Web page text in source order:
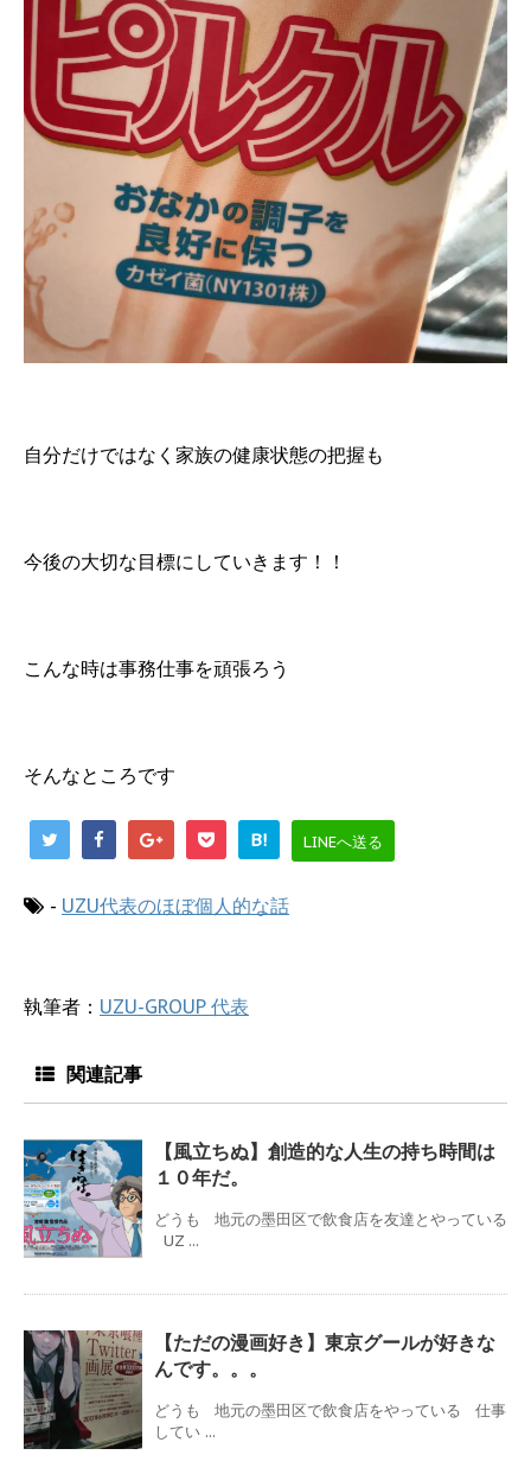
自分だけではなく家族の健康状態の把握も
今後の大切な目標にしていきます！！
こんな時は事務仕事を頑張ろう
そんなところです
B! LINEへ送る
- UZU代表のほぼ個人的な話
執筆者： UZU-GROUP 代表
関連記事
【風立ちぬ】創造的な人生の持ち時間は
１０年だ。
どうも 地元の墨田区で飲食店を友達とやっている
UZ ...
【ただの漫画好き】東京グールが好きな
んです。。。
どうも 地元の墨田区で飲食店をやっている 仕事
してい ...